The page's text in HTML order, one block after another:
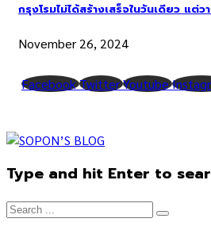
กรุงโรมไม่ได้สร้างเสร็จในวันเดียว แต่
November 26, 2024
FacebookTwitterYoutube
Type and hit Enter to